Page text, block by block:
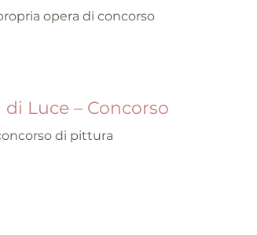
opera di concorso
Luce – Concorso
di pittura